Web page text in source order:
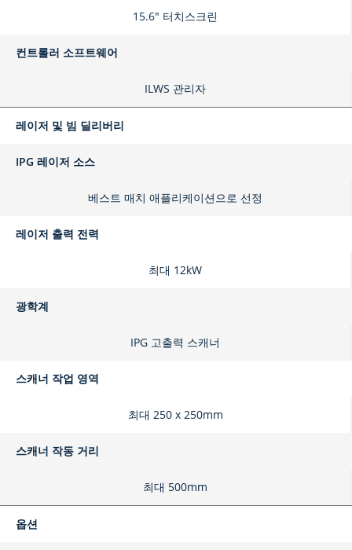
15.6" 터치스크린
컨트롤러 소프트웨어
ILWS 관리자
레이저 및 빔 딜리버리
IPG 레이저 소스
베스트 매치 애플리케이션으로 선정
레이저 출력 전력
최대 12kW
광학계
IPG 고출력 스캐너
스캐너 작업 영역
최대 250 x 250mm
스캐너 작동 거리
최대 500mm
옵션